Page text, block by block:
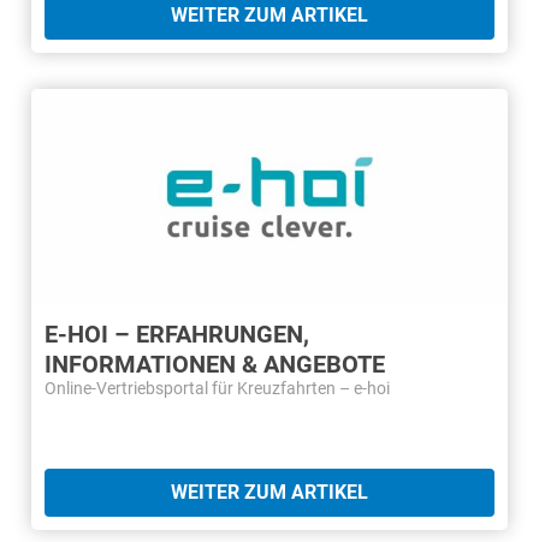
WEITER ZUM ARTIKEL
E-HOI – ERFAHRUNGEN,
INFORMATIONEN & ANGEBOTE
Online-Vertriebsportal für Kreuzfahrten – e-hoi
WEITER ZUM ARTIKEL